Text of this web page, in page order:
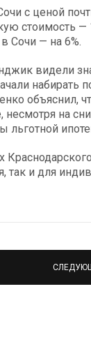
с ценой
стоимость —
Сочи — на 6%.
видели
набирать
объяснил,
несмотря на
льготной
так и для